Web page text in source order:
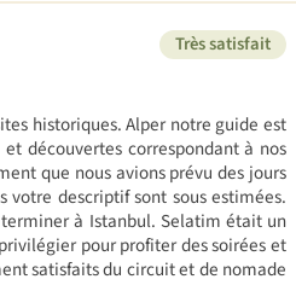
Très satisfait
historiques. Alper notre guide est
découvertes correspondant à nos
que nous avions prévu des jours
votre descriptif sont sous estimées.
à Istanbul. Selatim était un
pour profiter des soirées et
satisfaits du circuit et de nomade